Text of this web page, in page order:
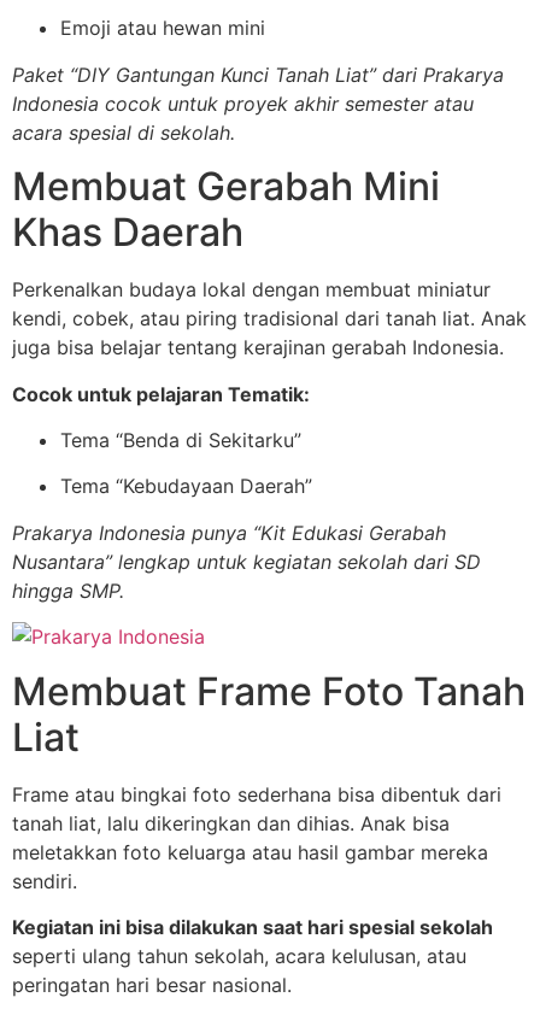
Emoji atau hewan mini
Paket “DIY Gantungan Kunci Tanah Liat” dari Prakarya
Indonesia cocok untuk proyek akhir semester atau
acara spesial di sekolah.
Membuat Gerabah Mini
Khas Daerah
Perkenalkan budaya lokal dengan membuat miniatur
kendi, cobek, atau piring tradisional dari tanah liat. Anak
juga bisa belajar tentang kerajinan gerabah Indonesia.
Cocok untuk pelajaran Tematik:
Tema “Benda di Sekitarku”
Tema “Kebudayaan Daerah”
Prakarya Indonesia punya “Kit Edukasi Gerabah
Nusantara” lengkap untuk kegiatan sekolah dari SD
hingga SMP.
Membuat Frame Foto Tanah
Liat
Frame atau bingkai foto sederhana bisa dibentuk dari
tanah liat, lalu dikeringkan dan dihias. Anak bisa
meletakkan foto keluarga atau hasil gambar mereka
sendiri.
Kegiatan ini bisa dilakukan saat hari spesial sekolah
seperti ulang tahun sekolah, acara kelulusan, atau
peringatan hari besar nasional.